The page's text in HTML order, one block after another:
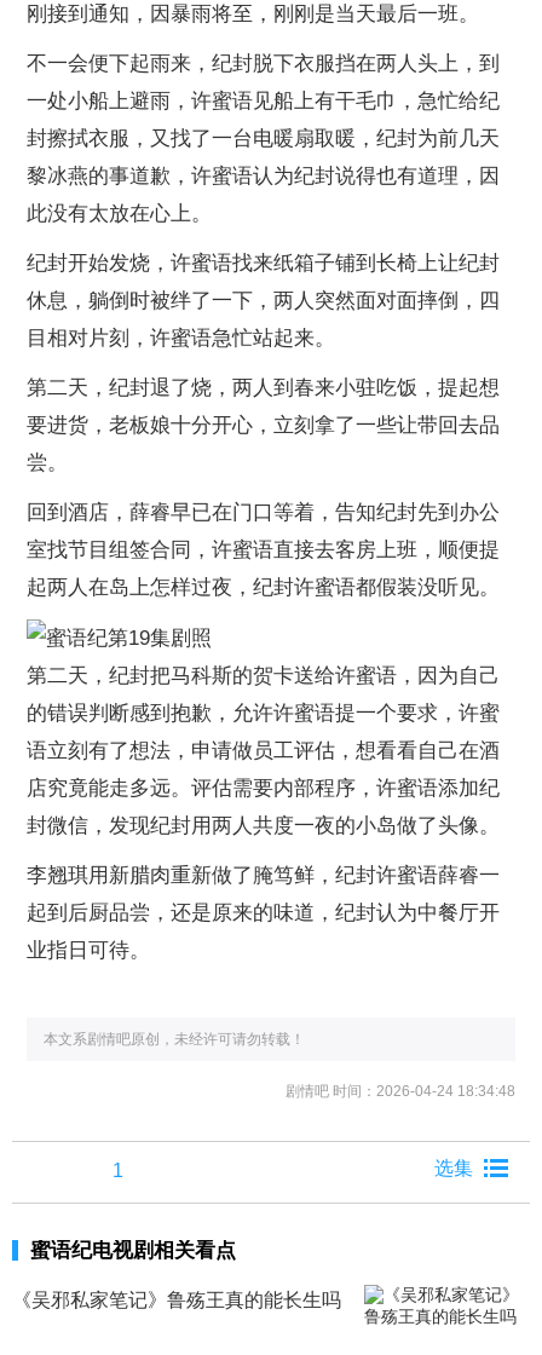
刚接到通知，因暴雨将至，刚刚是当天最后一班。
不一会便下起雨来，纪封脱下衣服挡在两人头上，到
一处小船上避雨，许蜜语见船上有干毛巾，急忙给纪
封擦拭衣服，又找了一台电暖扇取暖，纪封为前几天
黎冰燕的事道歉，许蜜语认为纪封说得也有道理，因
此没有太放在心上。
纪封开始发烧，许蜜语找来纸箱子铺到长椅上让纪封
休息，躺倒时被绊了一下，两人突然面对面摔倒，四
目相对片刻，许蜜语急忙站起来。
第二天，纪封退了烧，两人到春来小驻吃饭，提起想
要进货，老板娘十分开心，立刻拿了一些让带回去品
尝。
回到酒店，薛睿早已在门口等着，告知纪封先到办公
室找节目组签合同，许蜜语直接去客房上班，顺便提
起两人在岛上怎样过夜，纪封许蜜语都假装没听见。
第二天，纪封把马科斯的贺卡送给许蜜语，因为自己
的错误判断感到抱歉，允许许蜜语提一个要求，许蜜
语立刻有了想法，申请做员工评估，想看看自己在酒
店究竟能走多远。评估需要内部程序，许蜜语添加纪
封微信，发现纪封用两人共度一夜的小岛做了头像。
李翘琪用新腊肉重新做了腌笃鲜，纪封许蜜语薛睿一
起到后厨品尝，还是原来的味道，纪封认为中餐厅开
业指日可待。
本文系剧情吧原创，未经许可请勿转载！
剧情吧时间：2026-04-24 18:34:48
1
蜜语纪电视剧相关看点
《吴邪私家笔记》鲁殇王真的能长生吗